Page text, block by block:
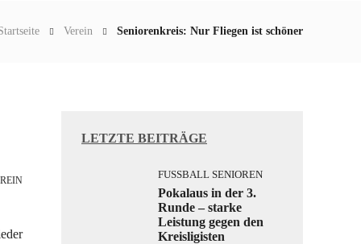
Verein Seniorenkreis: Nur Fliegen ist schöner
LETZTE BEITRÄGE
FUSSBALL SENIOREN
Pokalaus in der 3.
Runde – starke
Leistung gegen den
Kreisligisten